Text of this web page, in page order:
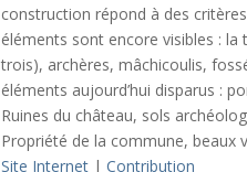
construction répond à des
éléments sont encore visibles : la
trois), archères, mâchicoulis,
éléments aujourd’hui disparus :
Ruines du château, sols
Propriété de la commune, beaux
Site Internet |Contribution